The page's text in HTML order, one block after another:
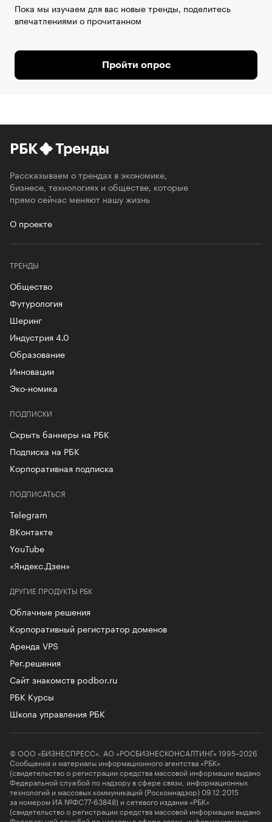
Пока мы изучаем для вас новые тренды, поделитесь
впечатлениями о прочитанном
Пройти опрос
РБК Тренды
Рассказываем о трендах в экономике,
бизнесе, технологиях и обществе, которые
прямо сейчас меняют нашу жизнь
О проекте
ТРЕНДЫ
Общество
Футурология
Шеринг
Индустрия 4.0
Образование
Инновации
Эко-номика
ПОДПИСКИ
Скрыть баннеры на РБК
Подписка на РБК
Корпоративная подписка
ДРУГИЕ ПРОДУКТЫ РБК
Облачные решения
Корпоративный регистратор доменов
Аренда VPS
Рег.решения
Сайт знакомств podbor.ru
РБК Курсы
Школа управления РБК
ПОДПИСАТЬСЯ
Telegram
ВКонтакте
YouTube
«Яндекс.Дзен»
© ООО «БИЗНЕСПРЕСС», АО «РОСБИЗНЕСКОНСАЛТИНГ» 1995–2026
Сообщения и материалы информационного агентства «РБК»
(свидетельство о регистрации средства массовой информации выдано
Федеральной службой по надзору в сфере связи, информационных
технологий и массовых коммуникаций (Роскомнадзор) 09.12.2015
за номером ИА №ФС77-63848) и сетевого издания «РБК»
(свидетельство о регистрации средства массовой информации выдано